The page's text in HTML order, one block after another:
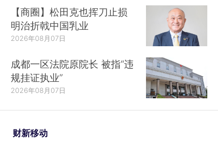
村里也有人因震碎的玻璃划伤头部，目前已前往医
院就医。
中国地震局官方微博3月21日通报称，据中国
地震台网自动测定：3月21日14时48分在江苏盐城
市响水县附近（北纬34.34度，东经119.75度）发
生3.0级左右地震，最终结果以正式速报为准。
连云港市灌南县堆沟港镇与响水县陈家港镇隔
灌河相望，靠灌江口大桥相连。住在灌河边的堆沟
港镇村民老徐告诉财新记者，下午两点多的时候他
【商圈】松田克也挥刀止损
明治折戟中国乳业
2026年08月07日
成都一区法院原院长 被指“违
规挂证执业”
2026年08月07日
财新移动